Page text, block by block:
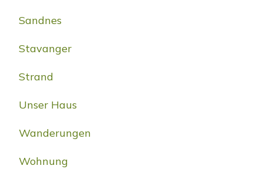
Sandnes
Stavanger
Strand
Unser Haus
Wanderungen
Wohnung